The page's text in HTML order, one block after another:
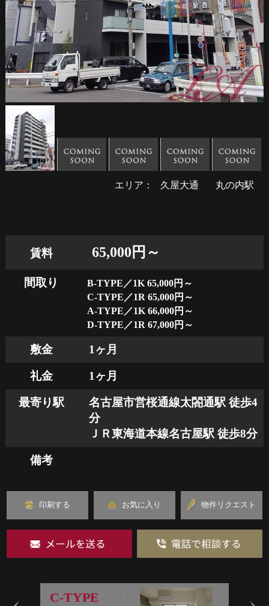
エリア： 久屋大通 丸の内駅
賃料 65,000円～
間取り
B-TYPE／1K 65,000円～
C-TYPE／1R 65,000円～
A-TYPE／1K 66,000円～
D-TYPE／1R 67,000円～
敷金 1ヶ月
礼金 1ヶ月
最寄り駅
名古屋市営桜通線太閤通駅 徒歩4
分
ＪＲ東海道本線名古屋駅 徒歩8分
備考
印刷する お気に入り 物件リクエスト
C-TYPE